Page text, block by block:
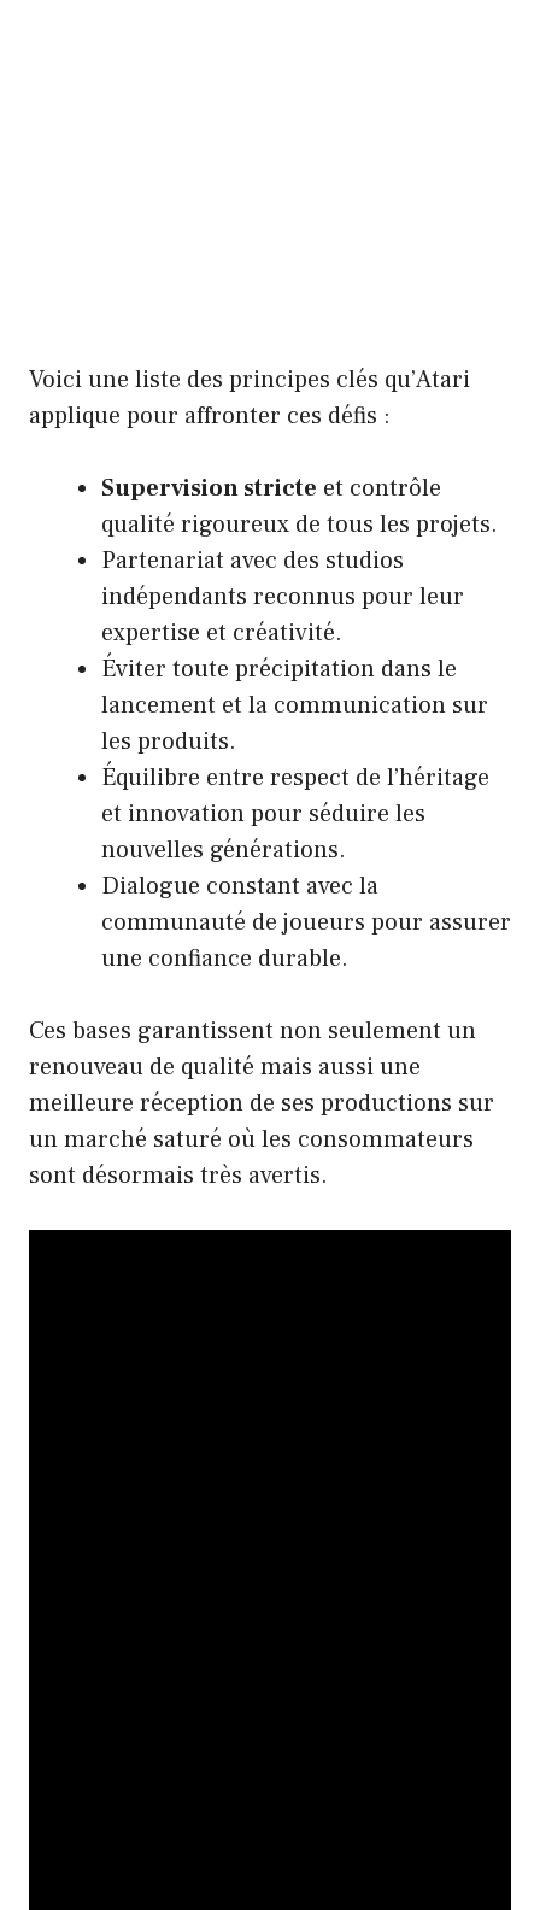
Voici une liste des principes clés qu’Atari
applique pour affronter ces défis :
Supervision stricte et contrôle
qualité rigoureux de tous les projets.
Partenariat avec des studios
indépendants reconnus pour leur
expertise et créativité.
Éviter toute précipitation dans le
lancement et la communication sur
les produits.
Équilibre entre respect de l’héritage
et innovation pour séduire les
nouvelles générations.
Dialogue constant avec la
communauté de joueurs pour assurer
une confiance durable.
Ces bases garantissent non seulement un
renouveau de qualité mais aussi une
meilleure réception de ses productions sur
un marché saturé où les consommateurs
sont désormais très avertis.